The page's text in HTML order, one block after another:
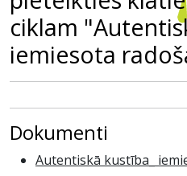
ciklam
iemiesota
Dokumenti
Autentiskā kustība_